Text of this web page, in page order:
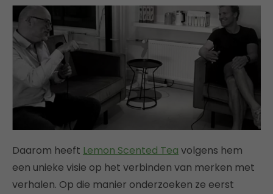
Daarom heeft Lemon Scented Tea volgens hem
een unieke visie op het verbinden van merken met
verhalen. Op die manier onderzoeken ze eerst